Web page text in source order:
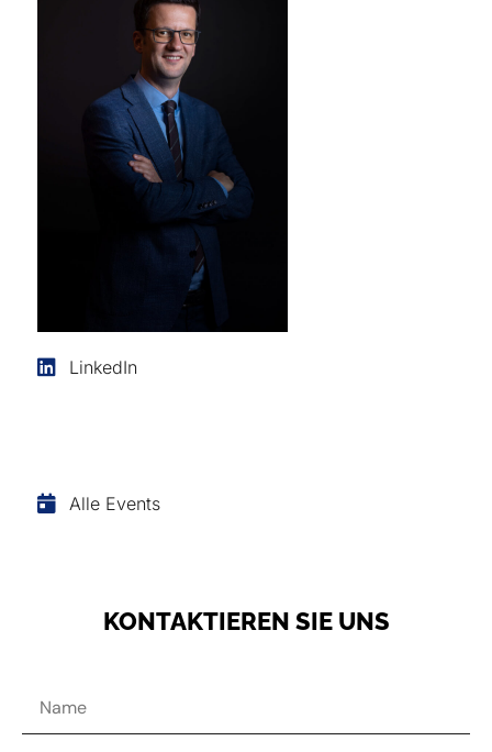
LinkedIn
Alle Events
KONTAKTIEREN SIE UNS